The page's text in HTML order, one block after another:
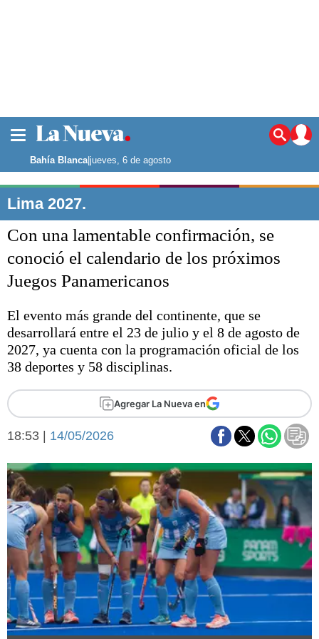
Noticias
La ciudad
Punta Alta
El mundo
Seguridad
Deportes
Escenario Olímpico
Liga del Sur
Básquetbol
Fútbol
Federal A
Arte y cultura
Cines
Economía y campo
Economía y finanzas
Con el campo
Espacio empresas
Sociedad y tiempo
libre
Sociedad
Tecnología
Turismo
Salud
Es viral
El tiempo
Fúnebres
Clasificados
Bahía Blanca|jueves, 6 de agosto
Lima 2027.
Con una lamentable confirmación, se
conoció el calendario de los próximos
Juegos Panamericanos
El evento más grande del continente, que se
desarrollará entre el 23 de julio y el 8 de agosto de
2027, ya cuenta con la programación oficial de los
38 deportes y 58 disciplinas.
Agregar La Nueva en
18:53 | 14/05/2026